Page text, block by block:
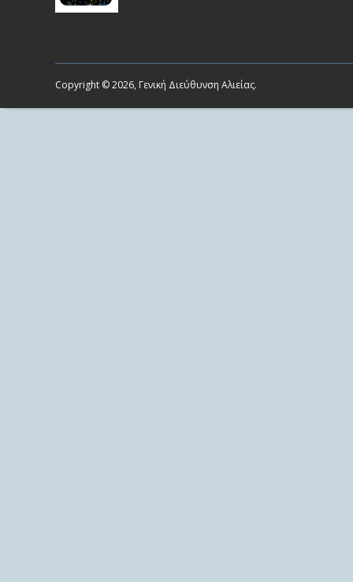
Copyright © 2026, Γενική Διεύθυνση Αλιείας.